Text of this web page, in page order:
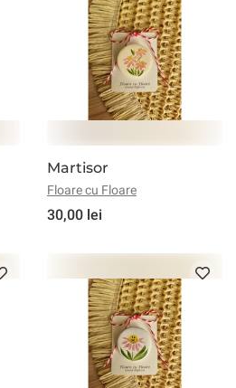
Martisor
Floare cu Floare
30,00 lei